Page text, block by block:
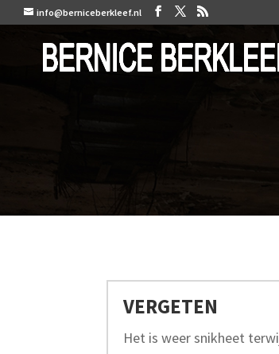
info@berniceberkleef.nl
VERGETEN
Het is weer snikheet